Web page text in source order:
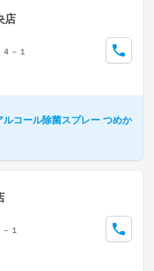
店
－１
コール除菌スプレー つめか
１